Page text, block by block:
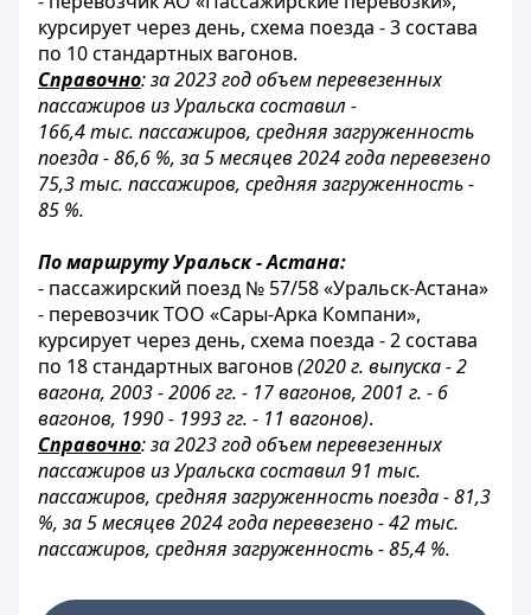
курсирует через день, схема поезда - 3 состава
по 10 стандартных вагонов.
Справочно: за 2023 год объем перевезенных
пассажиров из Уральска составил -
166,4 тыс. пассажиров, средняя загруженность
поезда - 86,6 %, за 5 месяцев 2024 года перевезено
75,3 тыс. пассажиров, средняя загруженность -
85 %.
По маршруту Уральск - Астана:
- пассажирский поезд № 57/58 «Уральск-Астана»
- перевозчик ТОО «Сары-Арка Компани»,
курсирует через день, схема поезда - 2 состава
по 18 стандартных вагонов(2020 г. выпуска - 2
вагона, 2003 - 2006 гг. - 17 вагонов, 2001 г. - 6
вагонов, 1990 - 1993 гг. - 11 вагонов).
Справочно: за 2023 год объем перевезенных
пассажиров из Уральска составил 91 тыс.
пассажиров, средняя загруженность поезда - 81,3
%, за 5 месяцев 2024 года перевезено - 42 тыс.
пассажиров, средняя загруженность - 85,4 %.